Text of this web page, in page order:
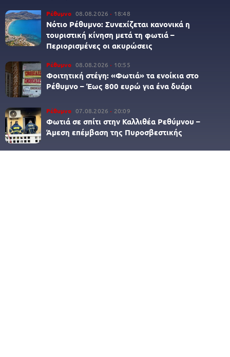
Ρέθυμνο 08.08.2026 18:48
Νότιο Ρέθυμνο: Συνεχίζεται κανονικά η
τουριστική κίνηση μετά τη φωτιά –
Περιορισμένες οι ακυρώσεις
Ρέθυμνο 08.08.2026 10:55
Φοιτητική στέγη: «Φωτιά» τα ενοίκια στο
Ρέθυμνο – Έως 800 ευρώ για ένα δυάρι
Ρέθυμνο 07.08.2026 20:09
Φωτιά σε σπίτι στην Καλλιθέα Ρεθύμνου –
Άμεση επέμβαση της Πυροσβεστικής